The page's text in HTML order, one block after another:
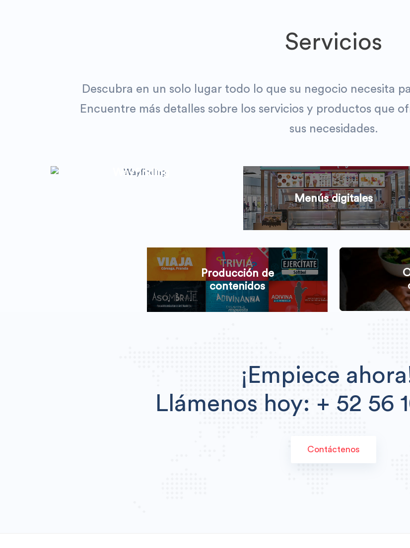
Servicios
Descubra en un solo lugar todo lo que su negocio necesita
Encuentre más detalles sobre los servicios y productos que
sus necesidades.
Wayfinding
Menús digitales
Producción de
contenidos
¡Empiece
Llámenos hoy: + 52 56
Contáctenos